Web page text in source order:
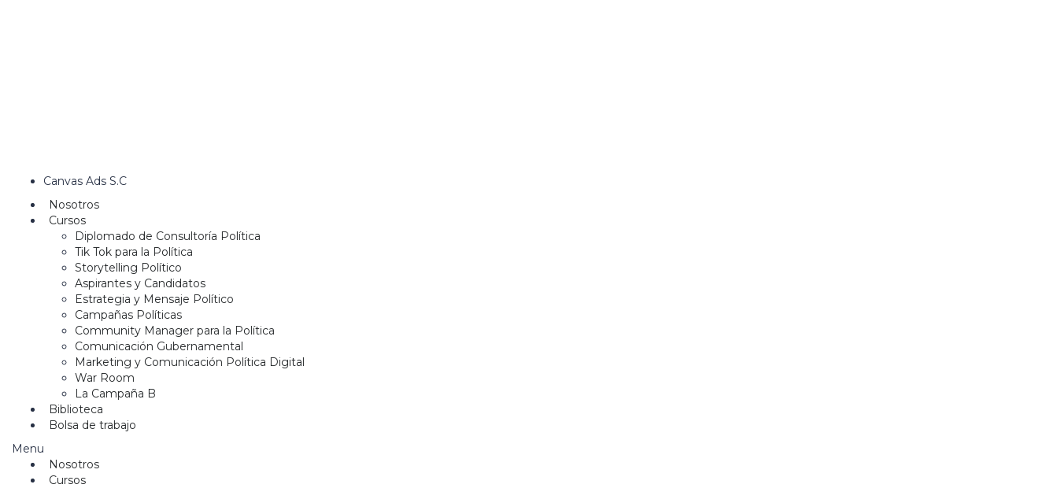
Canvas Ads S.C
Nosotros
Cursos
Diplomado de Consultoría Política
Tik Tok para la Política
Storytelling Político
Aspirantes y Candidatos
Estrategia y Mensaje Político
Campañas Políticas
Community Manager para la Política
Comunicación Gubernamental
Marketing y Comunicación Política Digital
War Room
La Campaña B
Biblioteca
Bolsa de trabajo
Menu
Nosotros
Cursos